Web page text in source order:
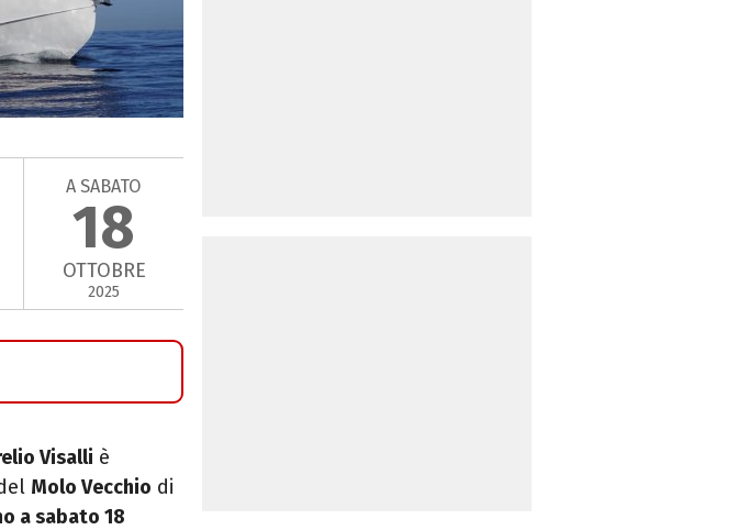
A SABATO
18
OTTOBRE
2025
Visalli è
Molo Vecchio di
a sabato 18